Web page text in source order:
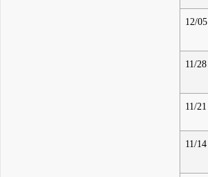
12/05
11/28
11/21
11/14